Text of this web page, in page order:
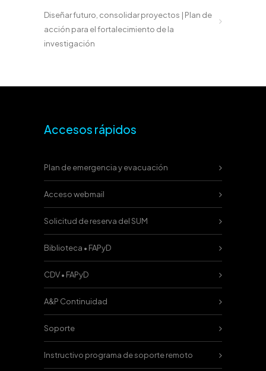
Diseñar futuro, consolidar proyectos | Plan de
acción para el fortalecimiento de la
investigación
Accesos rápidos
Plan de emergencia y evacuación
Acceso webmail
Solicitud de reserva del SUM
Biblioteca • FAPyD
CDV • FAPyD
A&P Continuidad
Soporte
Instructivo programa de soporte remoto